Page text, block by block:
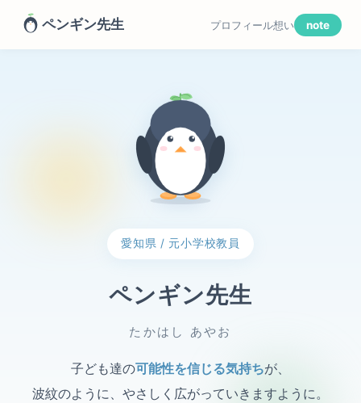
ペンギン先生 プロフィール想い note
愛知県 / 元小学校教員
ペンギン先生
たかはし あやお
子ども達の可能性を信じる気持ちが、
波紋のように、やさしく広がっていきますように。